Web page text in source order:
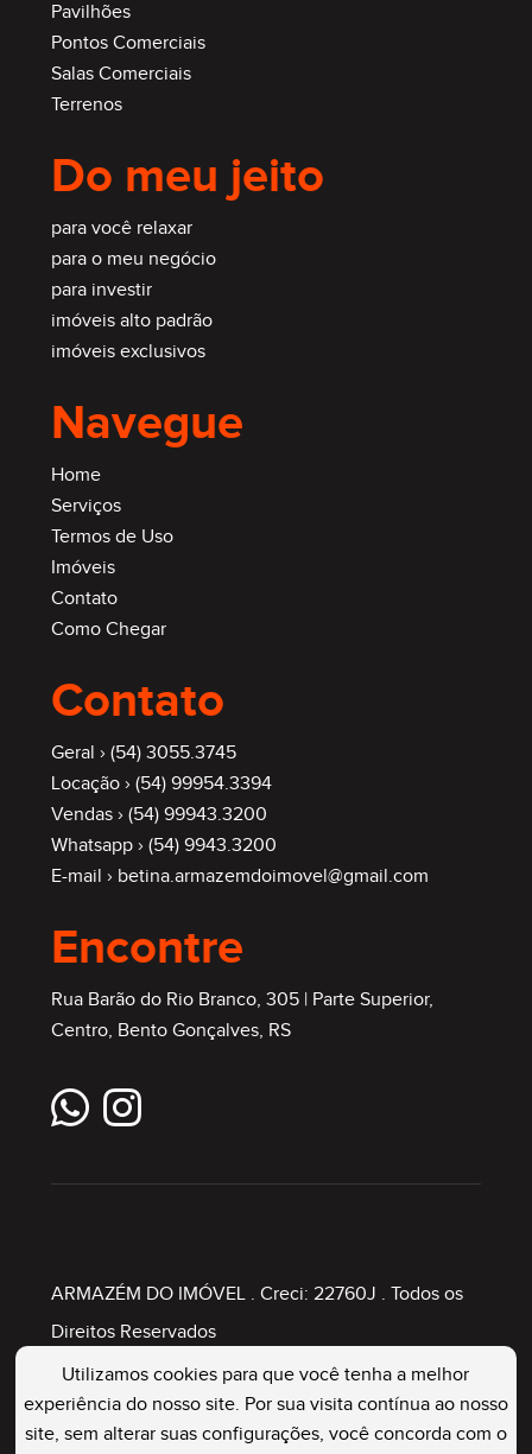
Pavilhões
Pontos Comerciais
Salas Comerciais
Terrenos
Do meu jeito
para você relaxar
para o meu negócio
para investir
imóveis alto padrão
imóveis exclusivos
Navegue
Home
Serviços
Termos de Uso
Imóveis
Contato
Como Chegar
Contato
Geral › (54) 3055.3745
Locação › (54) 99954.3394
Vendas › (54) 99943.3200
Whatsapp › (54) 9943.3200
E-mail › betina.armazemdoimovel@gmail.com
Encontre
Rua Barão do Rio Branco, 305 | Parte Superior,
Centro, Bento Gonçalves, RS
ARMAZÉM DO IMÓVEL. Creci: 22760J . Todos os
Direitos Reservados
Painel Imobiliário
Utilizamos cookies para que você tenha a melhor
experiência do nosso site. Por sua visita contínua ao nosso
site, sem alterar suas configurações, você concorda com o